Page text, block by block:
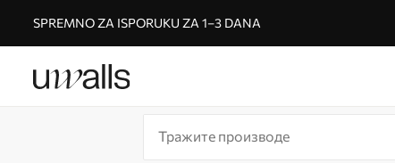
SPREMNO ZA ISPORUKU ZA 1–3 DANA